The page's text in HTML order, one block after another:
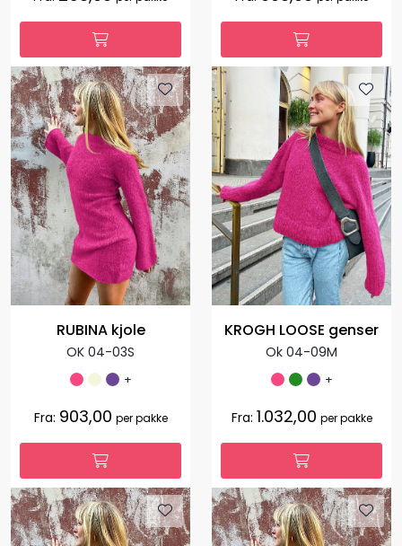
RUBINA kjole
OK 04-03S
+
Fra: 903,00 per pakke
KROGH LOOSE genser
Ok 04-09M
+
Fra: 1.032,00 per pakke